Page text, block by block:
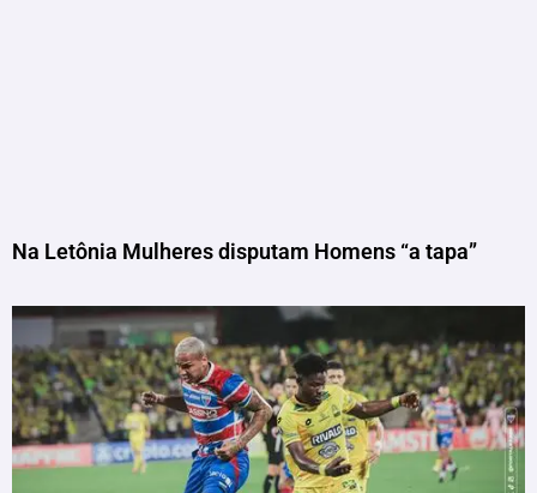
Na Letônia Mulheres disputam Homens “a tapa”